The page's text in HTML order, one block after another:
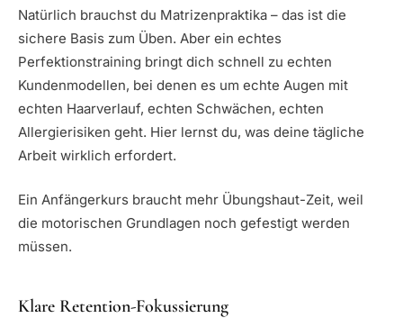
Natürlich brauchst du Matrizenpraktika – das ist die
sichere Basis zum Üben. Aber ein echtes
Perfektionstraining bringt dich schnell zu echten
Kundenmodellen, bei denen es um echte Augen mit
echten Haarverlauf, echten Schwächen, echten
Allergierisiken geht. Hier lernst du, was deine tägliche
Arbeit wirklich erfordert.
Ein Anfängerkurs braucht mehr Übungshaut-Zeit, weil
die motorischen Grundlagen noch gefestigt werden
müssen.
Klare Retention-Fokussierung